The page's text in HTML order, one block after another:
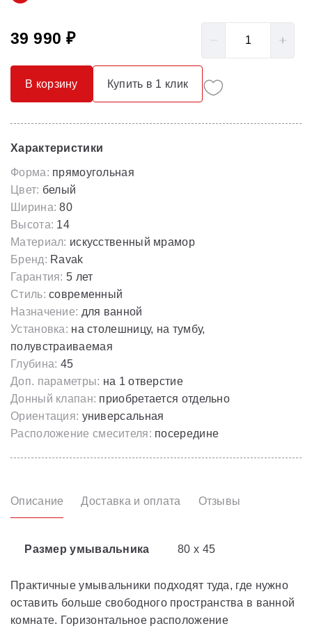
39 990 ₽
В корзину Купить в 1 клик
Характеристики
Форма: прямоугольная
Цвет: белый
Ширина: 80
Высота: 14
Материал: искусственный мрамор
Бренд: Ravak
Гарантия: 5 лет
Стиль: современный
Назначение: для ванной
Установка:
полувстраиваемая
Глубина: 45
Доп. параметры: на 1 отверстие
Донный клапан: приобретается отдельно
Ориентация: универсальная
Расположение смесителя: посередине
Описание Доставка и оплата Отзывы
Размер умывальника 80 x 45
Практичные умывальники подходят туда, где нужно
оставить больше свободного пространства в ванной
комнате. Горизонтальное расположение